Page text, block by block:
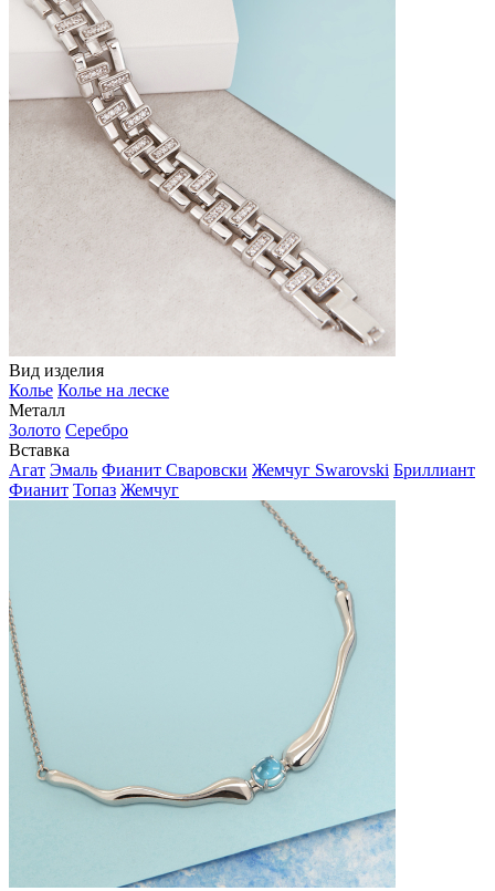
Вид изделия
Колье Колье на леске
Металл
Золото Серебро
Вставка
Агат Эмаль Фианит Сваровски Жемчуг Swarovski Бриллиант
Фианит Топаз Жемчуг